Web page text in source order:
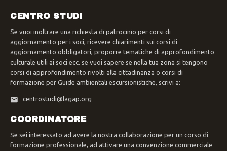
CENTRO STUDI
Se vuoi inoltrare una richiesta di patrocinio per corsi di
aggiornamento per i soci, ricevere chiarimenti sui corsi di
aggiornamento obbligatori, proporre tematiche di approfondimento
culturale utili ai soci ecc. se vuoi sapere se nella tua zona si tengono
corsi di approfondimento rivolti alla cittadinanza o corsi di
formazione per Guide ambientali escursionistiche, scrivi a:
centrostudi@lagap.org
COORDINATORE
Se sei interessato ad avere la nostra collaborazione per un corso di
formazione professionale, ad attivare una convenzione commerciale